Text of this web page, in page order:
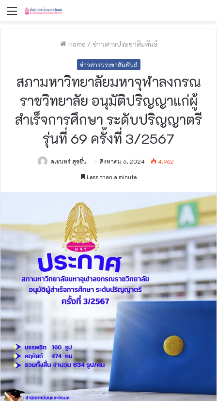
Menu
Home / ข่าวสารประชาสัมพันธ์
ข่าวสารประชาสัมพันธ์
สภามหาวิทยาลัยมหาจุฬาลงกรณ
ราชวิทยาลัย อนุมัติปริญญาแก่ผู้
สำเร็จการศึกษา ระดับปริญญาตรี
รุ่นที่ 69 ครั้งที่ 3/2567
คเชนทร์ สุขชื่น สิงหาคม 6, 2024
4,962
Less than a minute